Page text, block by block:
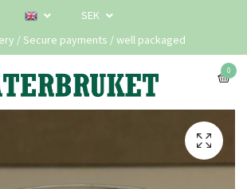
SEK
/ Secure payments / well packaged
0